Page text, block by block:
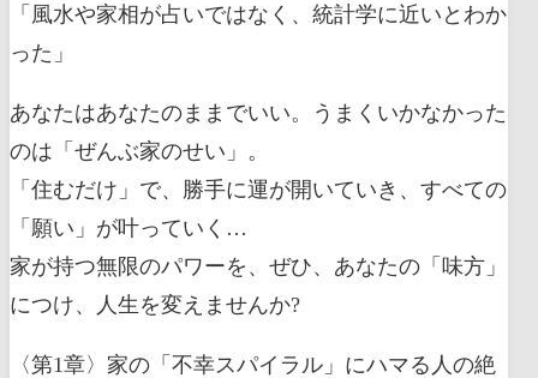
「風水や家相が占いではなく、統計学に近いとわか
った」
あなたはあなたのままでいい。うまくいかなかった
のは「ぜんぶ家のせい」。
「住むだけ」で、勝手に運が開いていき、すべての
「願い」が叶っていく…
家が持つ無限のパワーを、ぜひ、あなたの「味方」
につけ、人生を変えませんか?
〈第1章〉家の「不幸スパイラル」にハマる人の絶